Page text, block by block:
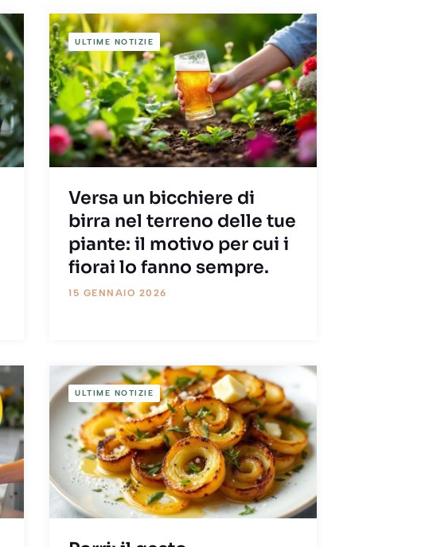
ULTIME NOTIZIE
Versa un bicchiere di
birra nel terreno delle tue
piante: il motivo per cui i
fiorai lo fanno sempre.
15 GENNAIO 2026
ULTIME NOTIZIE